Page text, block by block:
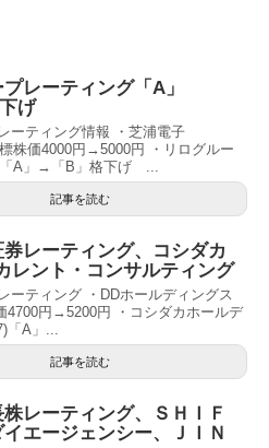
レーティング「A」
げ
ーティング情報 ・芝浦電子
株価4000円→5000円 ・リログルー
A」→「B」格下げ ...
記事を読む
レーティング、コシダカ
レント・コンサルティング
ーティング ・DDホールディングス
4700円→5200円 ・コシダカホールデ
「A」...
記事を読む
レーティング、ＳＨＩＦ
イエージェンシー、ＪＩＮ